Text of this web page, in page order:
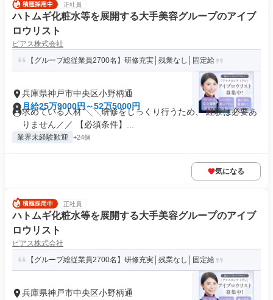
正社員
ハトムギ化粧水等を展開する大手美容グループのアイブ
ロウリスト
ピアス株式会社
【グループ総従業員2700名】研修充実│残業なし│固定給
兵庫県神戸市中央区小野柄通
月給25万9000円～52万5000円
求めている人材 ╲╲研修をじっくり行うため、 経験は必要あ
りません／／ 【必須条件】...
業界未経験歓迎 +24個
気になる
正社員
ハトムギ化粧水等を展開する大手美容グループのアイブ
ロウリスト
ピアス株式会社
【グループ総従業員2700名】研修充実│残業なし│固定給
兵庫県神戸市中央区小野柄通